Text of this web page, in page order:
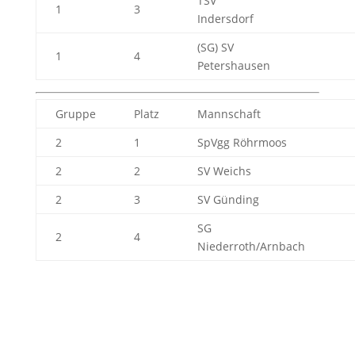
1 3
Indersdorf
1 4
(SG) SV
Petershausen
Gruppe Platz
Mannschaft
2
1
SpVgg Röhrmoos
2
2
SV Weichs
2
3 SV Günding
2 4
SG
Niederroth/Arnbach